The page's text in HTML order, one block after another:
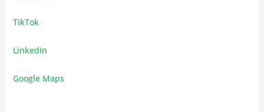
TikTok
LinkedIn
Google Maps